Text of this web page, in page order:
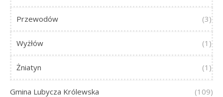
Przewodów (3)
Wyżłów (1)
Żniatyn (1)
Gmina Lubycza Królewska (109)